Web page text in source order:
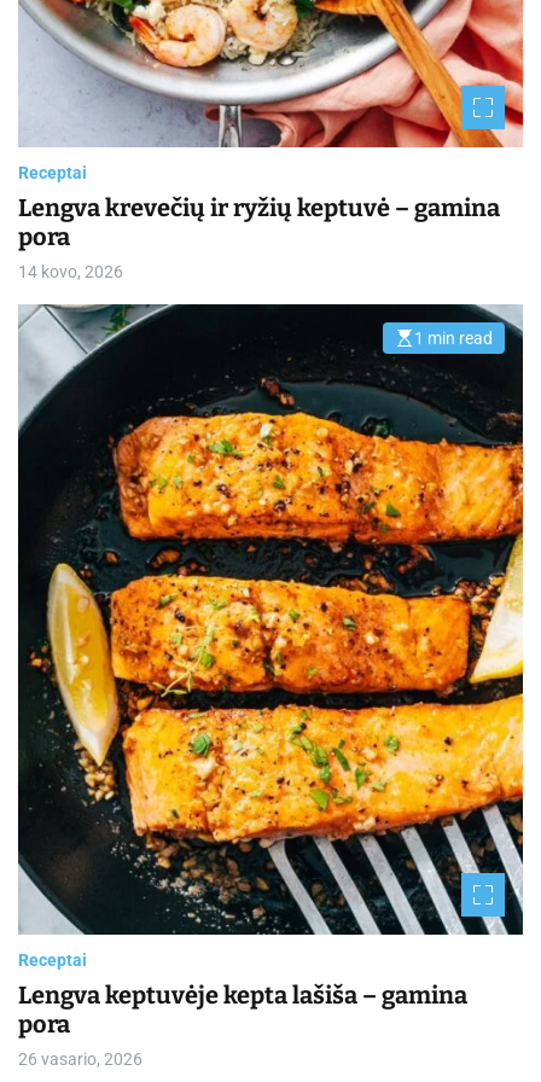
Receptai
Lengva krevečių ir ryžių keptuvė – gamina
pora
14 kovo, 2026
E
t
m
a
t
e
d
r
e
a
d
i
m
e
1 min read
Receptai
Lengva keptuvėje kepta lašiša – gamina
pora
26 vasario, 2026